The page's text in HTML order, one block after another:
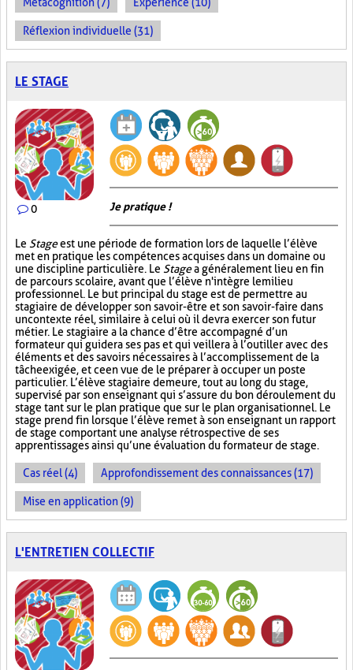
Réflexion individuelle (31)
LE STAGE
0 Je pratique !
Le Stageest une période de formation lors de laquelle l’élève
met en pratique les compétences acquises dans un domaine ou
une discipline particulière. Le Stagea généralement lieu en fin
de parcours scolaire, avant que l’élève n'intègre le milieu
professionnel. Le but principal du stage est de permettre au
stagiaire de développer son savoir-être et son savoir-faire dans
un contexte réel, similaire à celui où il devra exercer son futur
métier. Le stagiaire a la chance d’être accompagné d’un
formateur qui guidera ses pas et qui veillera à l’outiller avec des
éléments et des savoirs nécessaires à l’accomplissement de la
tâche exigée, et ce en vue de le préparer à occuper un poste
particulier. L’élève stagiaire demeure, tout au long du stage,
supervisé par son enseignant qui s’assure du bon déroulement du
stage tant sur le plan pratique que sur le plan organisationnel. Le
stage prend fin lorsque l’élève remet à son enseignant un rapport
de stage comportant une analyse rétrospective de ses
apprentissages ainsi qu’une évaluation du formateur de stage.
Cas réel (4) Approfondissement des connaissances (17)
Mise en application (9)
L'ENTRETIEN COLLECTIF